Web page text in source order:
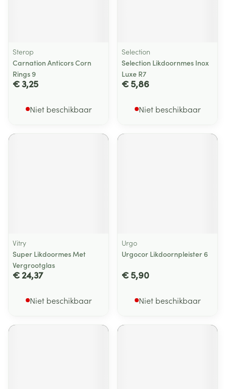
Sterop
Carnation Anticors Corn
Rings 9
€ 3,25
Niet beschikbaar
Selection
Selection Likdoornmes Inox
Luxe R7
€ 5,86
Niet beschikbaar
Vitry
Super Likdoormes Met
Vergrootglas
€ 24,37
Niet beschikbaar
Urgo
Urgocor Likdoornpleister 6
€ 5,90
Niet beschikbaar